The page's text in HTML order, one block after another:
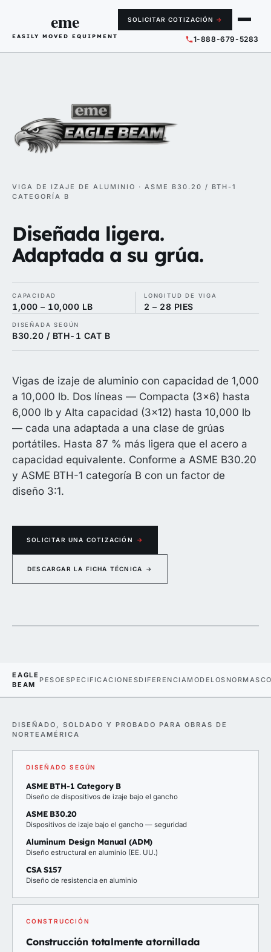
eme
EASILY MOVED EQUIPMENT 1-888-679-5283
SOLICITAR COTIZACIÓN →
VIGA DE IZAJE DE ALUMINIO · ASME B30.20 / BTH-1
CATEGORÍA B
Diseñada ligera.
Adaptada a su grúa.
CAPACIDAD
1,000 – 10,000 LB
LONGITUD DE VIGA
2 – 28 PIES
DISEÑADA SEGÚN
B30.20 / BTH-1 CAT B
Vigas de izaje de aluminio con capacidad de 1,000
a 10,000 lb. Dos líneas — Compacta (3×6) hasta
6,000 lb y Alta capacidad (3×12) hasta 10,000 lb
— cada una adaptada a una clase de grúas
portátiles. Hasta 87 % más ligera que el acero a
capacidad equivalente. Conforme a ASME B30.20
y ASME BTH-1 categoría B con un factor de
diseño 3:1.
SOLICITAR UNA COTIZACIÓN →
DESCARGAR LA FICHA TÉCNICA →
EAGLE
BEAM
PESOESPECIFICACIONESDIFERENCIAMODELOS NORMAS
DISEÑADO, SOLDADO Y PROBADO PARA OBRAS DE
NORTEAMÉRICA
DISEÑADO SEGÚN
ASME BTH-1 Category B
Diseño de dispositivos de izaje bajo el gancho
ASME B30.20
Dispositivos de izaje bajo el gancho — seguridad
Aluminum Design Manual (ADM)
Diseño estructural en aluminio (EE. UU.)
CSA S157
Diseño de resistencia en aluminio
CONSTRUCCIÓN
Construcción totalmente atornillada